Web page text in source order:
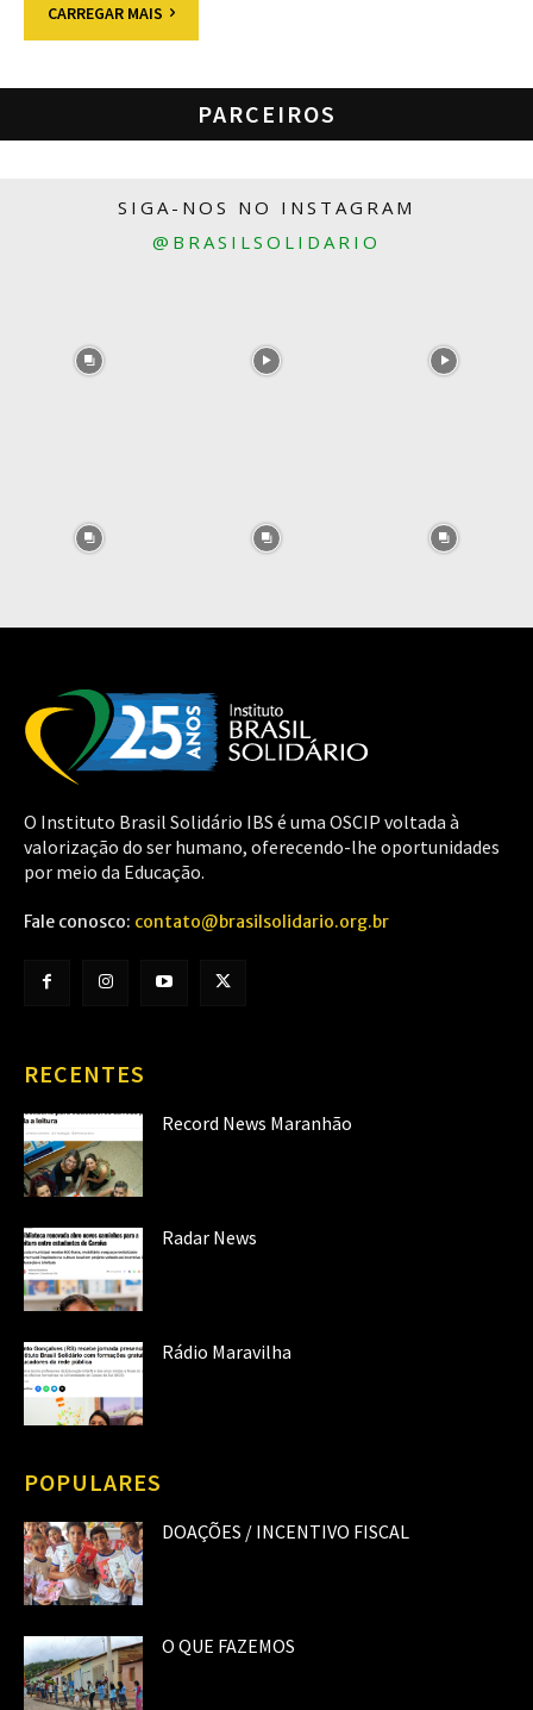
CARREGAR MAIS
PARCEIROS
SIGA-NOS NO INSTAGRAM
@BRASILSOLIDARIO
O Instituto Brasil Solidário IBS é uma OSCIP voltada à
valorização do ser humano, oferecendo-lhe oportunidades
por meio da Educação.
Fale conosco: contato@brasilsolidario.org.br
RECENTES
Record News Maranhão
Radar News
Rádio Maravilha
POPULARES
DOAÇÕES / INCENTIVO FISCAL
O QUE FAZEMOS